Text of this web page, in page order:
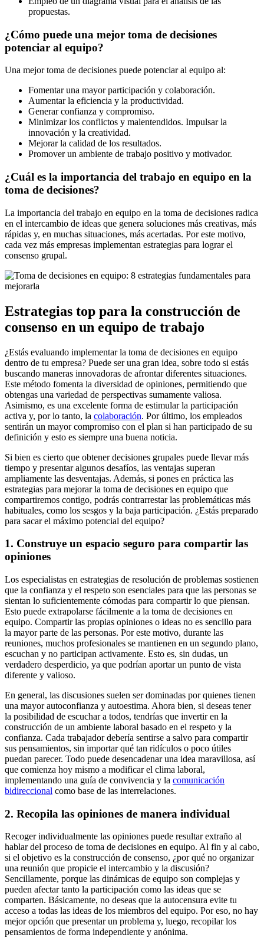
propuestas.
¿Cómo puede una mejor toma de decisiones
potenciar al equipo?
Una mejor toma de decisiones puede potenciar al equipo al:
Fomentar una mayor participación y colaboración.
Aumentar la eficiencia y la productividad.
Generar confianza y compromiso.
Minimizar los conflictos y malentendidos. Impulsar la
innovación y la creatividad.
Mejorar la calidad de los resultados.
Promover un ambiente de trabajo positivo y motivador.
¿Cuál es la importancia del trabajo en equipo en la
toma de decisiones?
La importancia del trabajo en equipo en la toma de decisiones radica
en el intercambio de ideas que genera soluciones más creativas, más
rápidas y, en muchas situaciones, más acertadas. Por este motivo,
cada vez más empresas implementan estrategias para lograr el
consenso grupal.
Estrategias top para la construcción de
consenso en un equipo de trabajo
¿Estás evaluando implementar la toma de decisiones en equipo
dentro de tu empresa? Puede ser una gran idea, sobre todo si estás
buscando maneras innovadoras de afrontar diferentes situaciones.
Este método fomenta la diversidad de opiniones, permitiendo que
obtengas una variedad de perspectivas sumamente valiosa.
Asimismo, es una excelente forma de estimular la participación
activa y, por lo tanto, la colaboración. Por último, los empleados
sentirán un mayor compromiso con el plan si han participado de su
definición y esto es siempre una buena noticia.
Si bien es cierto que obtener decisiones grupales puede llevar más
tiempo y presentar algunos desafíos, las ventajas superan
ampliamente las desventajas. Además, si pones en práctica las
estrategias para mejorar la toma de decisiones en equipo que
compartiremos contigo, podrás contrarrestar las problemáticas más
habituales, como los sesgos y la baja participación. ¿Estás preparado
para sacar el máximo potencial del equipo?
1. Construye un espacio seguro para compartir las
opiniones
Los especialistas en estrategias de resolución de problemas sostienen
que la confianza y el respeto son esenciales para que las personas se
sientan lo suficientemente cómodas para compartir lo que piensan.
Esto puede extrapolarse fácilmente a la toma de decisiones en
equipo. Compartir las propias opiniones o ideas no es sencillo para
la mayor parte de las personas. Por este motivo, durante las
reuniones, muchos profesionales se mantienen en un segundo plano,
escuchan y no participan activamente. Esto es, sin dudas, un
verdadero desperdicio, ya que podrían aportar un punto de vista
diferente y valioso.
En general, las discusiones suelen ser dominadas por quienes tienen
una mayor autoconfianza y autoestima. Ahora bien, si deseas tener
la posibilidad de escuchar a todos, tendrías que invertir en la
construcción de un ambiente laboral basado en el respeto y la
confianza. Cada trabajador debería sentirse a salvo para compartir
sus pensamientos, sin importar qué tan ridículos o poco útiles
puedan parecer. Todo puede desencadenar una idea maravillosa, así
que comienza hoy mismo a modificar el clima laboral,
implementando una guía de convivencia y la comunicación
bidireccional como base de las interrelaciones.
2. Recopila las opiniones de manera individual
Recoger individualmente las opiniones puede resultar extraño al
hablar del proceso de toma de decisiones en equipo. Al fin y al cabo,
si el objetivo es la construcción de consenso, ¿por qué no organizar
una reunión que propicie el intercambio y la discusión?
Sencillamente, porque las dinámicas de equipo son complejas y
pueden afectar tanto la participación como las ideas que se
comparten. Básicamente, no deseas que la autocensura evite tu
acceso a todas las ideas de los miembros del equipo. Por eso, no hay
mejor opción que presentar un problema y, luego, recopilar los
pensamientos de forma independiente y anónima.